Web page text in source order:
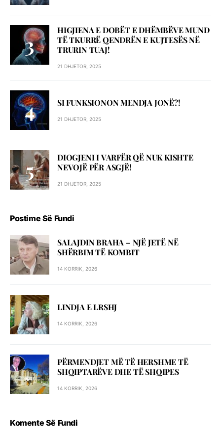
HIGJIENA E DOBËT E DHËMBËVE MUND
TË TKURRË QENDRËN E KUJTESËS NË
TRURIN TUAJ!
21 DHJETOR, 2025
SI FUNKSIONON MENDJA JONË?!
21 DHJETOR, 2025
DIOGJENI I VARFËR QË NUK KISHTE
NEVOJË PËR ASGJË!
21 DHJETOR, 2025
Postime Së Fundi
SALAJDIN BRAHA – NJЁ JETЁ NЁ
SHЁRBIM TЁ KOMBIT
14 KORRIK, 2026
LINDJA E LRSHJ
14 KORRIK, 2026
PËRMENDJET MË TË HERSHME TË
SHQIPTARËVE DHE TË SHQIPES
14 KORRIK, 2026
Komente Së Fundi